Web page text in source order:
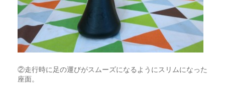
②走行時に足の運びがスムーズになるようにスリムになった
座面。